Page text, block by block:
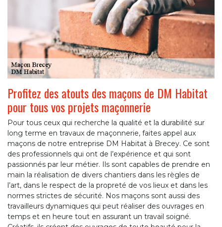
Profitez des atouts des maçons de DM Habitat
pour tous vos projets maçonnerie
Pour tous ceux qui recherche la qualité et la durabilité sur
long terme en travaux de maçonnerie, faites appel aux
maçons de notre entreprise DM Habitat à Brecey. Ce sont
des professionnels qui ont de l’expérience et qui sont
passionnés par leur métier. Ils sont capables de prendre en
main la réalisation de divers chantiers dans les règles de
l’art, dans le respect de la propreté de vos lieux et dans les
normes strictes de sécurité. Nos maçons sont aussi des
travailleurs dynamiques qui peut réaliser des ouvrages en
temps et en heure tout en assurant un travail soigné.